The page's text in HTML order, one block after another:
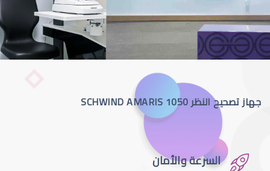
جهاز تصحيح النظر SCHWIND AMARIS 1050
السرعة والأمان